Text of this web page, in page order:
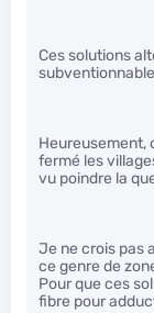
Ces solutions
Heureusement,
fermé les
vu poindre la
Je ne crois pas
ce genre de
Pour que ces
fibre pour